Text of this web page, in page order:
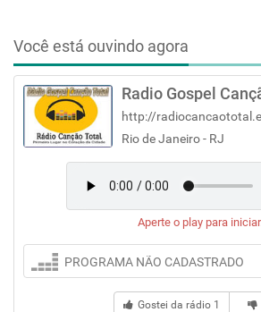
Você está ouvindo agora
Radio Gospel
http://
Rio de Janeiro - RJ
Aperte o play para
PROGRAMA NÃO CADASTRADO
Gostei da rádio 1